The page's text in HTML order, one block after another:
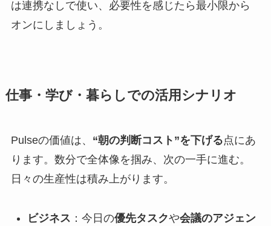
は連携なしで使い、必要性を感じたら最小限から
オンにしましょう。
仕事・学び・暮らしでの活用シナリオ
Pulseの価値は、 “朝の判断コスト”を下げる点にあ
ります。数分で全体像を掴み、次の一手に進む。
日々の生産性は積み上がります。
ビジネス ：今日の優先タスクや会議のアジェン